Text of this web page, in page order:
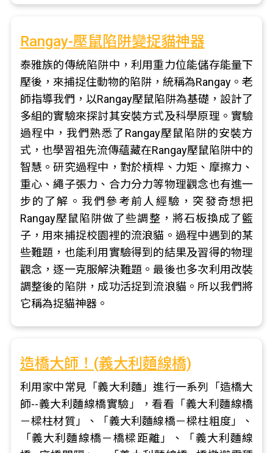
Rangay-壓鼠陷阱變捉貓神器
泰雅族的傳統陷阱中，利用重力位能儲存能量下
壓後，來捕捉住動物的陷阱，統稱為Rangay。老
師指導我們，以Rangay壓鼠陷阱為基礎，設計了
多組的實驗來探討其安裝方式及科學原理。實驗
過程中，我們熟悉了Rangay壓鼠陷阱的安裝方
式，也學習祖先流傳蘊藏在Rangay壓鼠陷阱中的
智慧。研究過程中，對於槓桿、力矩、摩擦力、
重心、繩子張力、合力分力等物理觀念也有進一
步的了解。我們參考前人經驗，突發奇想把
Rangay壓鼠陷阱做了些調整，將石板換成了籃
子，用來捕捉校園裡的流浪貓。過程中遇到的某
些難題，也能利用實驗得到的結果及習得的物理
觀念，逐一克服解決難題。最後也多次利用改裝
調整後的陷阱，成功活捉到流浪貓。所以我們將
它稱為捉貓神器。
造橋大師！(義大利麵線橋)
利用家中常見「義大利麵」進行一系列「造橋大
師--義大利麵線橋實驗」，看看「義大利麵線橋
－樑柱材質」、「義大利麵線橋－樑柱粗度」、
「義大利麵線橋－橋樑距離」、「義大利麵線